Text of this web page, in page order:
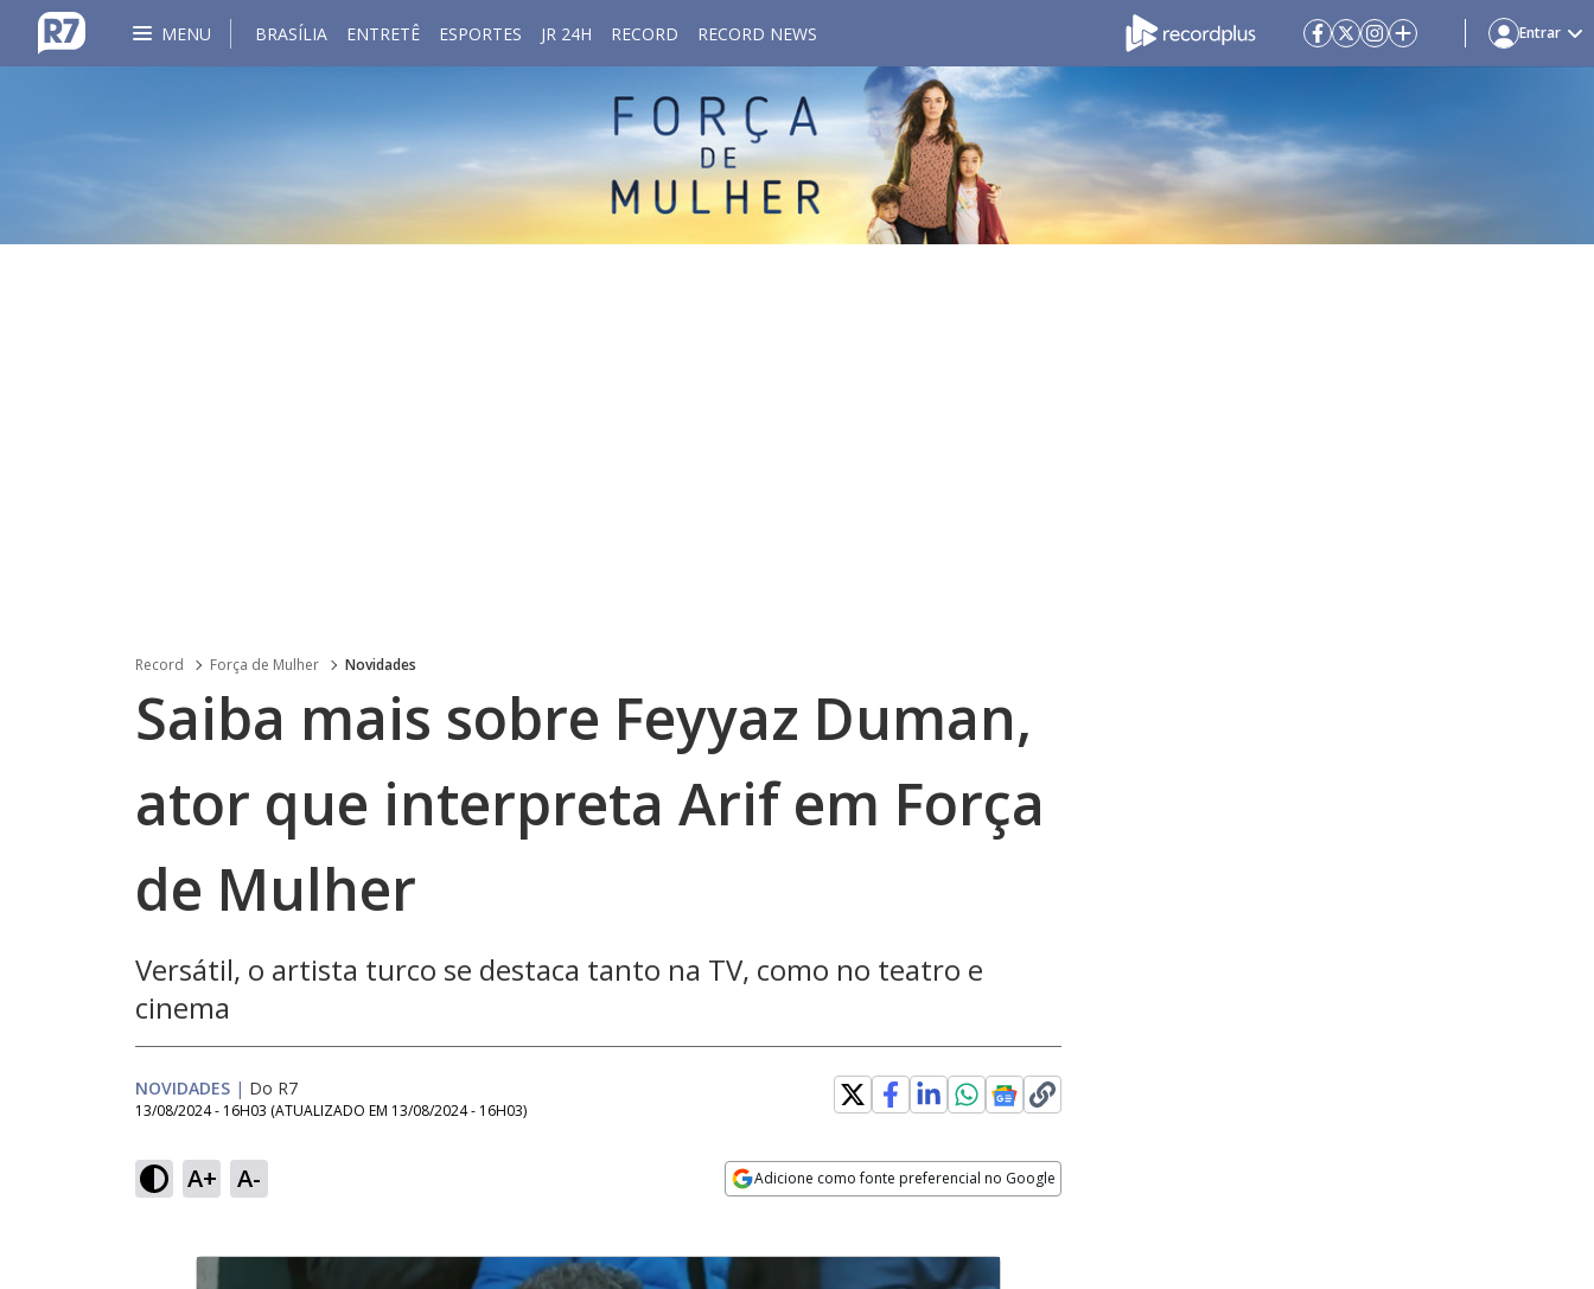
MENU BRASÍLIA ENTRETÊ ESPORTES JR 24H RECORD RECORD NEWS Entrar
Record Força de Mulher Novidades
Saiba mais sobre Feyyaz Duman,
ator que interpreta Arif em Força
de Mulher
Versátil, o artista turco se destaca tanto na TV, como no teatro e
cinema
NOVIDADES | Do R7
13/08/2024 - 16H03 (ATUALIZADO EM 13/08/2024 - 16H03)
A+ A- Adicione como fonte preferencial no Google